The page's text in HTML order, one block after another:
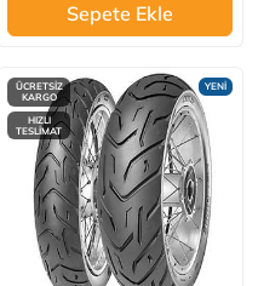
Sepete Ekle
YENİ
ÜCRETSİZ
KARGO
HIZLI
TESLİMAT